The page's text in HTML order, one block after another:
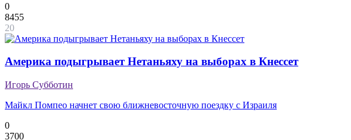
0
8455
20
Америка подыгрывает Нетаньяху на выборах в Кнессет
Игорь Субботин
Майкл Помпео начнет свою ближневосточную поездку с Израиля
0
3700